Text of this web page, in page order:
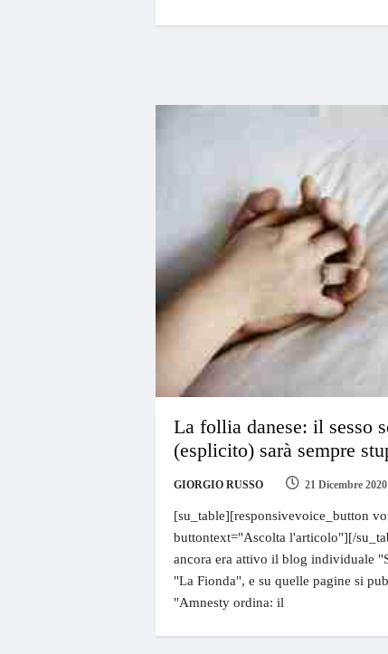
La follia danese: il sesso
(esplicito) sarà sempre
GIORGIO RUSSO 21 Dicembre 2020
[su_table][responsivevoice_button
buttontext="Ascolta l'articolo"][/
ancora era attivo il blog individuale
"La Fionda", e su quelle pagine si
"Amnesty ordina: il